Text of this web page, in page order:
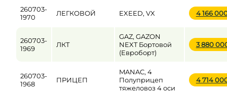
260703-
1970
ЛЕГКОВОЙ EXEED, VX 4 166
260703-
1969
ЛКТ
GAZ, GAZON
NEXT Бортовой
(Евроборт)
3 880
260703-
1968
ПРИЦЕП
MANAC, 4
Полуприцеп
тяжеловоз 4 оси
4 714